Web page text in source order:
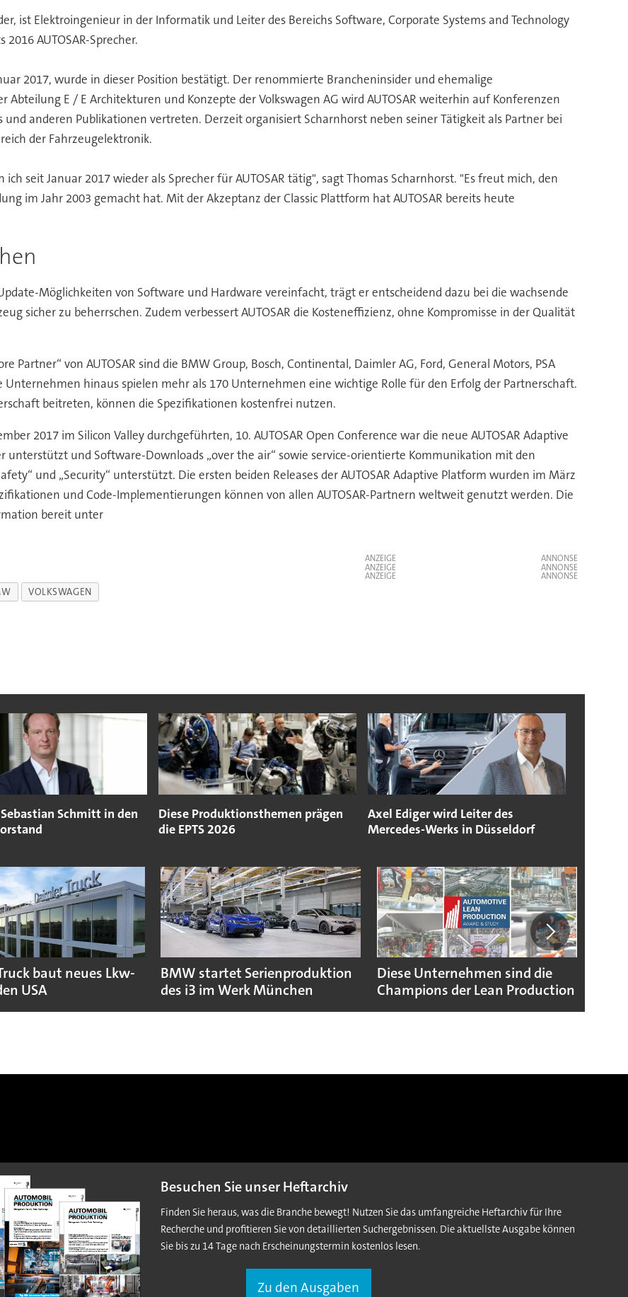
ist Elektroingenieur in der Informatik und Leiter des Bereichs Software, Corporate Systems and Technology
AUTOSAR-Sprecher.
2017, wurde in dieser Position bestätigt. Der renommierte Brancheninsider und ehemalige
E / E Architekturen und Konzepte der Volkswagen AG wird AUTOSAR weiterhin auf Konferenzen
anderen Publikationen vertreten. Derzeit organisiert Scharnhorst neben seiner Tätigkeit als Partner bei
der Fahrzeugelektronik.
seit Januar 2017 wieder als Sprecher für AUTOSAR tätig", sagt Thomas Scharnhorst. "Es freut mich, den
im Jahr 2003 gemacht hat. Mit der Akzeptanz der Classic Plattform hat AUTOSAR bereits heute
Möglichkeiten von Software und Hardware vereinfacht, trägt er entscheidend dazu bei die wachsende
sicher zu beherrschen. Zudem verbessert AUTOSAR die Kosteneffizienz, ohne Kompromisse in der Qualität
Partner“ von AUTOSAR sind die BMW Group, Bosch, Continental, Daimler AG, Ford, General Motors, PSA
Unternehmen hinaus spielen mehr als 170 Unternehmen eine wichtige Rolle für den Erfolg der Partnerschaft.
beitreten, können die Spezifikationen kostenfrei nutzen.
2017 im Silicon Valley durchgeführten, 10. AUTOSAR Open Conference war die neue AUTOSAR Adaptive
und Software-Downloads „over the air“ sowie service-orientierte Kommunikation mit den
und „Security“ unterstützt. Die ersten beiden Releases der AUTOSAR Adaptive Platform wurden im März
und Code-Implementierungen können von allen AUTOSAR-Partnern weltweit genutzt werden. Die
bereit unter
ANZEIGE
ANZEIGE
ANZEIGE
VOLKSWAGEN
Schmitt in den
Diese Produktionsthemen prägen
die EPTS 2026
Axel Ediger wird Leiter des
Mercedes-Werks in Düsseldorf
baut neues Lkw-
USA
BMW startet Serienproduktion
des i3 im Werk München
Diese Unternehmen sind die
Champions der Lean Production
Besuchen Sie unser Heftarchiv
Finden Sie heraus, was die Branche bewegt! Nutzen Sie das umfangreiche Heftarchiv für Ihre
Recherche und profitieren Sie von detaillierten Suchergebnissen. Die aktuellste Ausgabe können
Sie bis zu 14 Tage nach Erscheinungstermin kostenlos lesen.
Zu den Ausgaben